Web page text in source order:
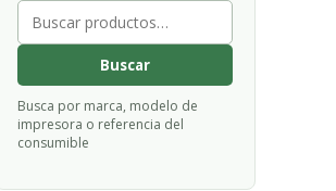
Buscar
por:
Buscar
Busca por marca, modelo de
impresora o referencia del
consumible